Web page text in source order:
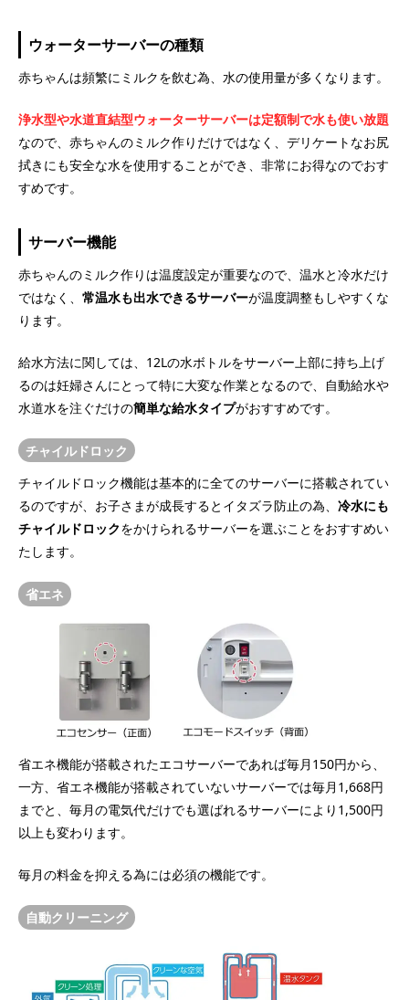
ウォーターサーバーの種類
赤ちゃんは頻繁にミルクを飲む為、水の使用量が多くなります。
浄水型や水道直結型ウォーターサーバーは定額制で水も使い放題
なので、赤ちゃんのミルク作りだけではなく、デリケートなお尻
拭きにも安全な水を使用することができ、非常にお得なのでおす
すめです。
サーバー機能
赤ちゃんのミルク作りは温度設定が重要なので、温水と冷水だけ
ではなく、 常温水も出水できるサーバーが温度調整もしやすくな
ります。
給水方法に関しては、12Lの水ボトルをサーバー上部に持ち上げ
るのは妊婦さんにとって特に大変な作業となるので、自動給水や
水道水を注ぐだけの簡単な給水タイプがおすすめです。
チャイルドロック
チャイルドロック機能は基本的に全てのサーバーに搭載されてい
るのですが、お子さまが成長するとイタズラ防止の為、 冷水にも
チャイルドロックをかけられるサーバーを選ぶことをおすすめい
たします。
省エネ
省エネ機能が搭載されたエコサーバーであれば毎月150円から、
一方、省エネ機能が搭載されていないサーバーでは毎月1,668円
までと、毎月の電気代だけでも選ばれるサーバーにより1,500円
以上も変わります。
毎月の料金を抑える為には必須の機能です。
自動クリーニング